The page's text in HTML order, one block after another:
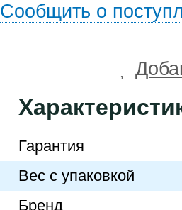
Сообщить о
Гарантия
Вес с упаковкой
Бренд